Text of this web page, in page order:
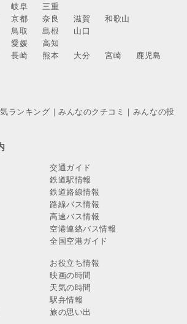
岐阜
三重
京都 奈良 滋賀
和歌山
鳥取 島根
山口
愛媛
高知
長崎 熊本 大分 宮崎
鹿児島
ランキング ｜みんなのクチコミ ｜ みんなの投
交通ガイド
鉄道駅情報
鉄道路線情報
路線バス情報
高速バス情報
空港連絡バス情報
全国空港ガイド
お役立ち情報
映画の時間
天気の時間
駅弁情報
旅の思い出